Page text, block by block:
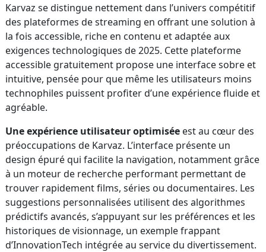
Karvaz se distingue nettement dans l’univers compétitif
des plateformes de streaming en offrant une solution à
la fois accessible, riche en contenu et adaptée aux
exigences technologiques de 2025. Cette plateforme
accessible gratuitement propose une interface sobre et
intuitive, pensée pour que même les utilisateurs moins
technophiles puissent profiter d’une expérience fluide et
agréable.
Une expérience utilisateur optimiséeest au cœur des
préoccupations de Karvaz. L’interface présente un
design épuré qui facilite la navigation, notamment grâce
à un moteur de recherche performant permettant de
trouver rapidement films, séries ou documentaires. Les
suggestions personnalisées utilisent des algorithmes
prédictifs avancés, s’appuyant sur les préférences et les
historiques de visionnage, un exemple frappant
d’InnovationTech intégrée au service du divertissement.